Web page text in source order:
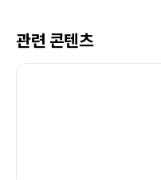
관련 콘텐츠